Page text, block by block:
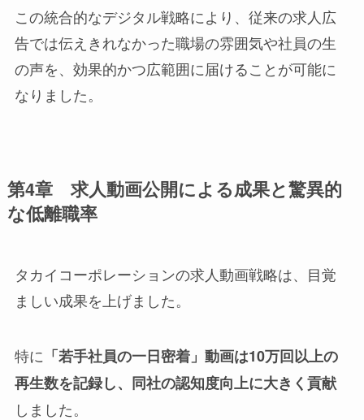
この統合的なデジタル戦略により、従来の求人広
告では伝えきれなかった職場の雰囲気や社員の生
の声を、効果的かつ広範囲に届けることが可能に
なりました。
第4章 求人動画公開による成果と驚異的
な低離職率
タカイコーポレーションの求人動画戦略は、目覚
ましい成果を上げました。
特に 「若手社員の一日密着」動画は10万回以上の
再生数を記録し、同社の認知度向上に大きく貢献
しました。